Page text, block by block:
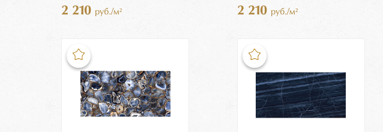
2 210 руб./м²
2 210 руб./м²